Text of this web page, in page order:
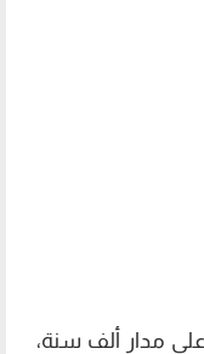
مدار ألف سنة،